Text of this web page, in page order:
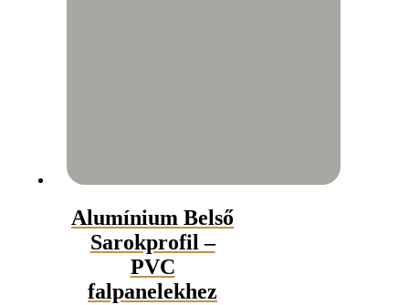
Alumínium Belső
Sarokprofil –
PVC
falpanelekhez